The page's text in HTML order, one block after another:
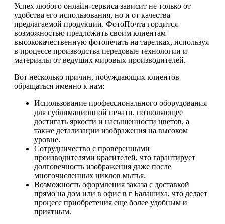
Успех любого онлайн-сервиса зависит не только от
удобства его использования, но и от качества
предлагаемой продукции. ФотоПочта гордится
возможностью предложить своим клиентам
высококачественную фотопечать на тарелках, используя
в процессе производства передовые технологии и
материалы от ведущих мировых производителей.
Вот несколько причин, побуждающих клиентов
обращаться именно к нам:
Использование профессионального оборудования
для сублимационной печати, позволяющее
достигать яркости и насыщенности цветов, а
также детализации изображения на высоком
уровне.
Сотрудничество с проверенными
производителями красителей, что гарантирует
долговечность изображения даже после
многочисленных циклов мытья.
Возможность оформления заказа с доставкой
прямо на дом или в офис в г Балашиха, что делает
процесс приобретения еще более удобным и
приятным.